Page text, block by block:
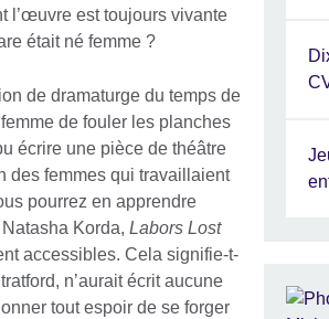
l’œuvre est toujours vivante
était né femme ?
de dramaturge du temps de
de fouler les planches
écrire une pièce de théâtre
des femmes qui travaillaient
pourrez en apprendre
Korda, Labors Lost
accessibles. Cela signifie-t-
n’aurait écrit aucune
tout espoir de se forger